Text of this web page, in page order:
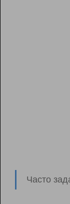
Часто